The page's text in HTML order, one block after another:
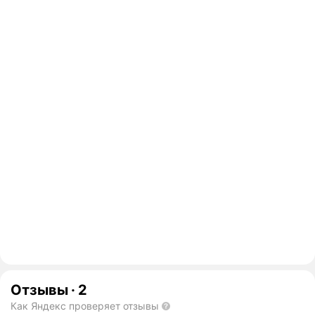
Отзывы · 2
Как Яндекс проверяет отзывы